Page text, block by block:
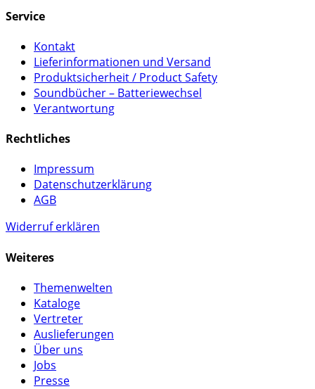
Service
Kontakt
Lieferinformationen und Versand
Produktsicherheit / Product Safety
Soundbücher – Batteriewechsel
Verantwortung
Rechtliches
Impressum
Datenschutzerklärung
AGB
Widerruf erklären
Weiteres
Themenwelten
Kataloge
Vertreter
Auslieferungen
Über uns
Jobs
Presse